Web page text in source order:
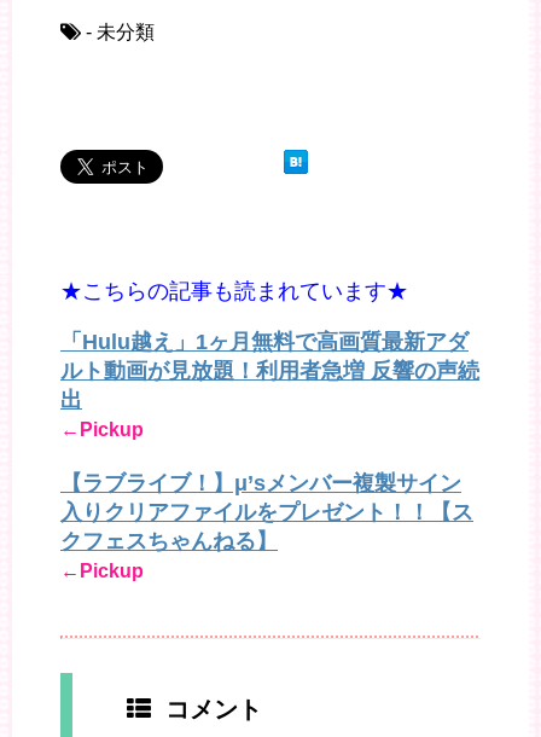
- 未分類
★こちらの記事も読まれています★
「Hulu越え」1ヶ月無料で高画質最新アダ
ルト動画が見放題！利用者急増 反響の声続
出
←Pickup
【ラブライブ！】μ’sメンバー複製サイン
入りクリアファイルをプレゼント！！【ス
クフェスちゃんねる】
←Pickup
コメント